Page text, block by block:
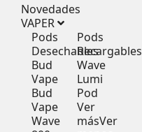
Novedades
VAPER
Pods
Desechables
Bud
Vape
Bud
Vape
Wave
Pods
Recargables
Wave
Lumi
Pod
Ver
másVer